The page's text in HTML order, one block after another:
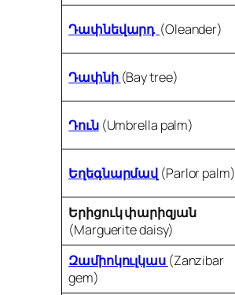
Դափնեվարդ (Oleander)
Դափնի (Bay tree)
Դուն (Umbrella palm)
Եղեգնարմավ (Parlor palm)
Երիցուկ փարիզյան
(Marguerite daisy)
Զամիոկուլկաս (Zanzibar
gem)